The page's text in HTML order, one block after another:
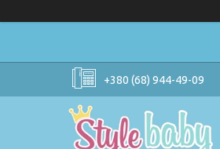
+380 (68) 944-49-09